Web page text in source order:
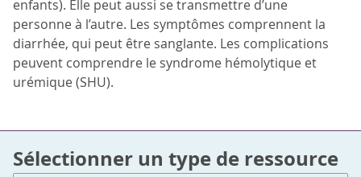
enfants). Elle peut aussi se transmettre d’une
personne à l’autre. Les symptômes comprennent la
diarrhée, qui peut être sanglante. Les complications
peuvent comprendre le syndrome hémolytique et
urémique (SHU).
Sélectionner un type de ressource